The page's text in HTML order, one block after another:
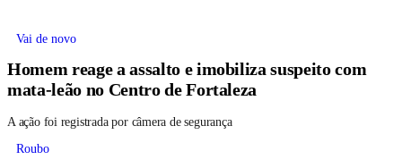
Vai de novo
Homem reage a assalto e imobiliza suspeito com
mata-leão no Centro de Fortaleza
A ação foi registrada por câmera de segurança
Roubo